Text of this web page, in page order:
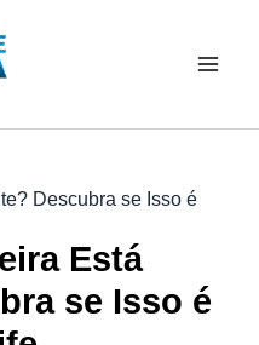
Descubra se Isso é
Está
se Isso é